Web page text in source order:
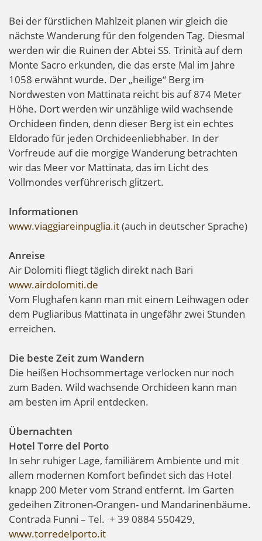
Bei der fürstlichen Mahlzeit planen wir gleich die
nächste Wanderung für den folgenden Tag. Diesmal
werden wir die Ruinen der Abtei SS. Trinità auf dem
Monte Sacro erkunden, die das erste Mal im Jahre
1058 erwähnt wurde. Der „heilige“ Berg im
Nordwesten von Mattinata reicht bis auf 874 Meter
Höhe. Dort werden wir unzählige wild wachsende
Orchideen finden, denn dieser Berg ist ein echtes
Eldorado für jeden Orchideenliebhaber. In der
Vorfreude auf die morgige Wanderung betrachten
wir das Meer vor Mattinata, das im Licht des
Vollmondes verführerisch glitzert.
Informationen
www.viaggiareinpuglia.it(auch in deutscher Sprache)
Anreise
Air Dolomiti fliegt täglich direkt nach Bari
www.airdolomiti.de
Vom Flughafen kann man mit einem Leihwagen oder
dem Pugliaribus Mattinata in ungefähr zwei Stunden
erreichen.
Die beste Zeit zum Wandern
Die heißen Hochsommertage verlocken nur noch
zum Baden. Wild wachsende Orchideen kann man
am besten im April entdecken.
Übernachten
Hotel Torre del Porto
In sehr ruhiger Lage, familiärem Ambiente und mit
allem modernen Komfort befindet sich das Hotel
knapp 200 Meter vom Strand entfernt. Im Garten
gedeihen Zitronen-Orangen- und Mandarinenbäume.
Contrada Funni – Tel. + 39 0884 550429,
www.torredelporto.it